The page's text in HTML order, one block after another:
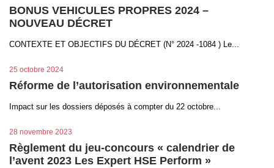
BONUS VEHICULES PROPRES 2024 –
NOUVEAU DÉCRET
CONTEXTE ET OBJECTIFS DU DÉCRET (N° 2024 -1084 ) Le...
25 octobre 2024
Réforme de l’autorisation environnementale
Impact sur les dossiers déposés à compter du 22 octobre...
28 novembre 2023
Règlement du jeu-concours « calendrier de
l’avent 2023 Les Expert HSE Perform »